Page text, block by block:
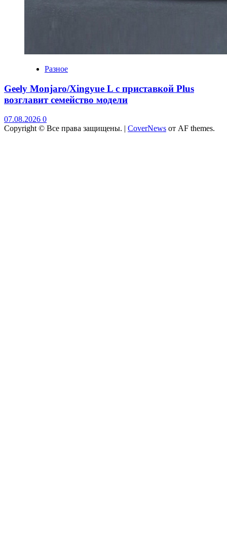
Разное
Geely Monjaro/Xingyue L с приставкой Plus
возглавит семейство модели
07.08.2026 0
Copyright © Все права защищены. | CoverNews от AF themes.